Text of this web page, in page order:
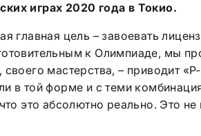
играх 2020 года в Токио.
главная цель – завоевать
к Олимпиаде, мы
мастерства, – приводит
в той форме и с теми
это абсолютно реально. Это не